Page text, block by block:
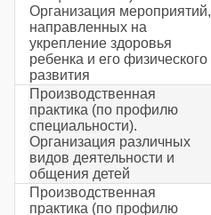
Организация мероприятий,
направленных на
укрепление здоровья
ребенка и его физического
развития
Производственная
практика (по профилю
специальности).
Организация различных
видов деятельности и
общения детей
Производственная
практика (по профилю